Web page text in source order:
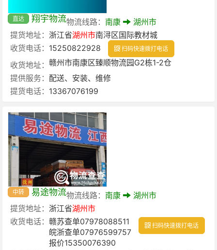
直达 翔宇物流物流线路： 南康
湖州市
提货地址： 浙江省湖州市南浔区国际教材城
收货电话： 15250822928 扫码快速拨打电话
收货地址： 赣州市南康区臻顺物流园G2栋1-2仓
提供服务： 配送、安装、维修
提货电话： 13367076199
中转 易途物流物流线路： 南康
湖州市
提货地址： 浙江省湖州市
收货电话： 赣苏查单07978088511
皖浙查单07976599757
报价15350076390
扫码快速拨打电话